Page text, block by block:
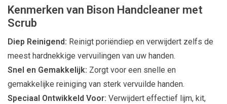
Kenmerken van Bison Handcleaner met
Scrub
Diep Reinigend: Reinigt poriëndiep en verwijdert zelfs de
meest hardnekkige vervuilingen van uw handen.
Snel en Gemakkelijk: Zorgt voor een snelle en
gemakkelijke reiniging van sterk vervuilde handen.
Speciaal Ontwikkeld Voor: Verwijdert effectief lijm, kit,